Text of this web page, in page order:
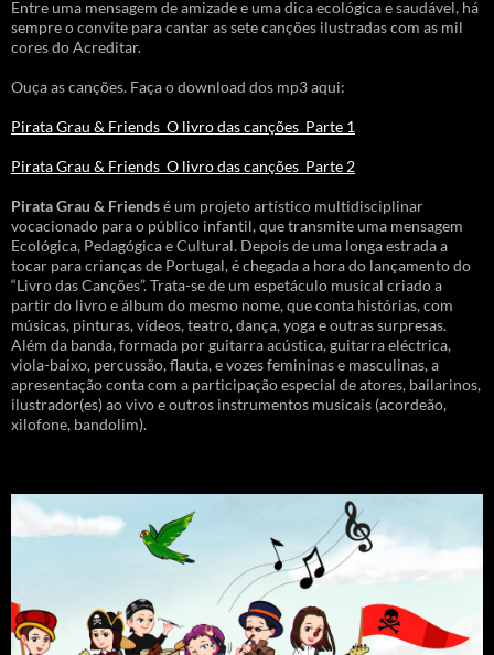
Entre uma mensagem de amizade e uma dica ecológica e saudável, há
sempre o convite para cantar as sete canções ilustradas com as mil
cores do Acreditar.
Ouça as canções. Faça o download dos mp3 aqui:
Pirata Grau & Friends_O livro das canções_Parte 1
Pirata Grau & Friends_O livro das canções_Parte 2
Pirata Grau & Friendsé um projeto artístico multidisciplinar
vocacionado para o público infantil, que transmite uma mensagem
Ecológica, Pedagógica e Cultural. Depois de uma longa estrada a
tocar para crianças de Portugal, é chegada a hora do lançamento do
“Livro das Canções”. Trata-se de um espetáculo musical criado a
partir do livro e álbum do mesmo nome, que conta histórias, com
músicas, pinturas, vídeos, teatro, dança, yoga e outras surpresas.
Além da banda, formada por guitarra acústica, guitarra eléctrica,
viola-baixo, percussão, flauta, e vozes femininas e masculinas, a
apresentação conta com a participação especial de atores, bailarinos,
ilustrador(es) ao vivo e outros instrumentos musicais (acordeão,
xilofone, bandolim).